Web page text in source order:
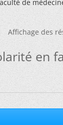
de
Affichage des
en